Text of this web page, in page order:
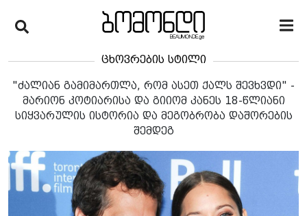
ცხოვრების სტილი
"ძალიან გამიმართლა, რომ ასეთ ქალს შევხვდი" -
მარიონ კოტიარისა და გიიომ კანეს 18-წლიანი
სიყვარულის ისტორია და მეგობრობა დაშორების
შემდეგ